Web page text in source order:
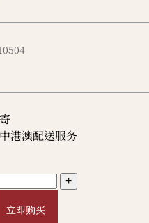
中港澳配送服务
+
立即购买